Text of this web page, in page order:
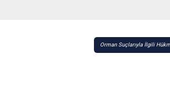
Orman Suçlarıyla İlgili